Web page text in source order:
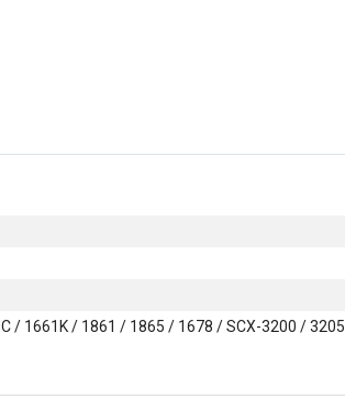
/ 1661K / 1861 / 1865 / 1678 / SCX-3200 / 3205